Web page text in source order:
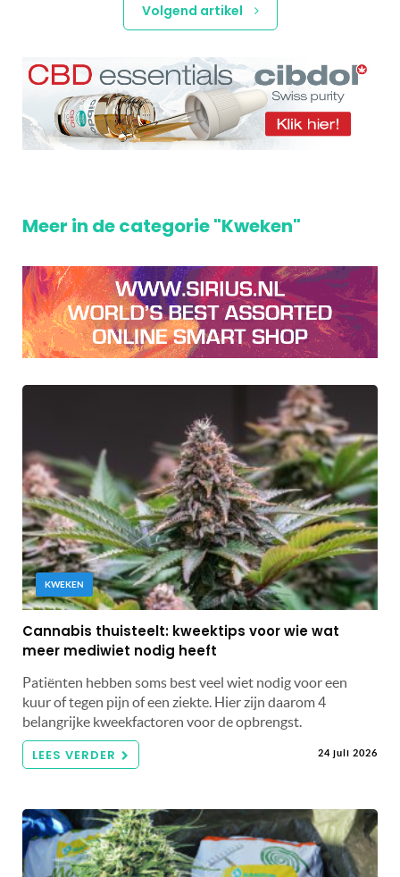
Volgend artikel
Meer in de categorie "Kweken"
KWEKEN
Cannabis thuisteelt: kweektips voor wie wat
meer mediwiet nodig heeft
Patiënten hebben soms best veel wiet nodig voor een
kuur of tegen pijn of een ziekte. Hier zijn daarom 4
belangrijke kweekfactoren voor de opbrengst.
LEES VERDER 24 juli 2026